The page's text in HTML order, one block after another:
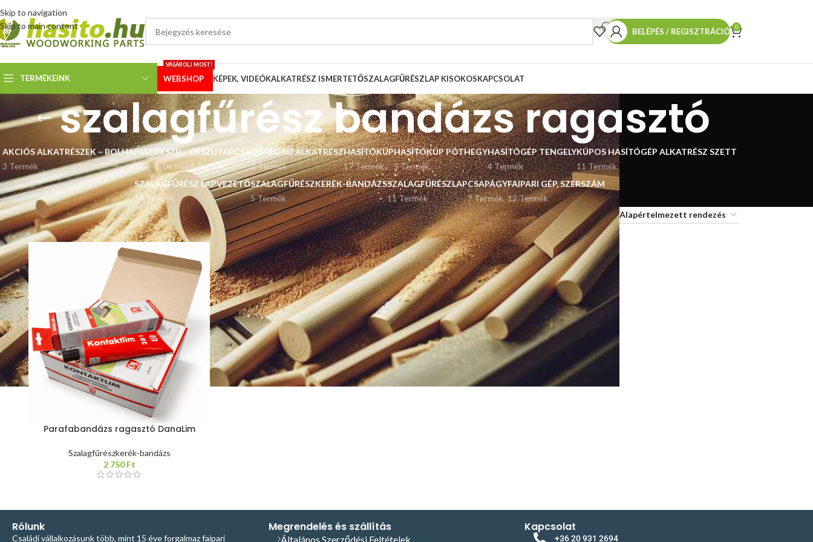
Skip to navigation
Skip to main content
BELÉPÉS / REGISZTRÁCIÓ 0
TERMÉKEINK WEBSHOP
VÁSÁROLJ MOST!
KÉPEK, VIDEÓKALKATRÉSZ ISMERTETŐSZALAGFŰRÉSZLAP KISOKOSKAPCSOLAT
szalagfűrész bandázs ragasztó
AKCIÓS ALKATRÉSZEK – BOLHAPIAC
3 Termék
ÉKSZÍJ
1 Termék
ÉKSZÍJTÁRCSA
6 Termék
OFFROAD ALKATRÉSZ
2 Termék
HASÍTÓKÚP
17 Termék
HASÍTÓKÚP PÓTHEGY
5 Termék
HASÍTÓGÉP TENGELY
4 Termék
KÚPOS HASÍTÓGÉP ALKATRÉSZ SZETT
11 Termék
SZALAGFŰRÉSZ LAPVEZETŐ
14 Termék
SZALAGFŰRÉSZKERÉK-BANDÁZS
5 Termék
SZALAGFŰRÉSZLAP
11 Termék
CSAPÁGY
7 Termék
FAIPARI GÉP, SZERSZÁM
12 Termék
Kezdőlap “szalagfűrész bandázs ragasztó” címkével rendelkező termékek Listázás 9 12 18
Parafabandázs ragasztó DanaLim
Szalagfűrészkerék-bandázs
2 750Ft
Rólunk
Családi vállalkozásunk több, mint 15 éve forgalmaz faipari
Megrendelés és szállítás
Általános Szerződési Feltételek
Kapcsolat
+36 20 931 2694